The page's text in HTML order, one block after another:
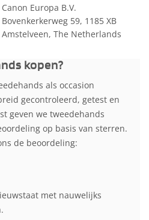
Canon Europa B.V.
Bovenkerkerweg 59, 1185 XB
Amstelveen, The Netherlands
kopen?
als occasion
gecontroleerd, getest en
geven we tweedehands
op basis van sterren.
de beoordeling:
met nauwelijks